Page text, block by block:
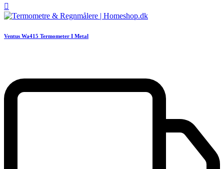

Ventus Wa415 Termometer I Metal